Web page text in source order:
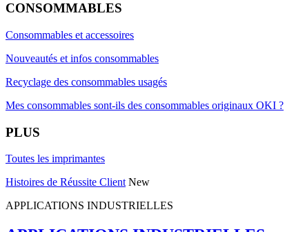
CONSOMMABLES
Consommables et accessoires
Nouveautés et infos consommables
Recyclage des consommables usagés
Mes consommables sont-ils des consommables originaux OKI ?
PLUS
Toutes les imprimantes
Histoires de Réussite Client New
APPLICATIONS INDUSTRIELLES